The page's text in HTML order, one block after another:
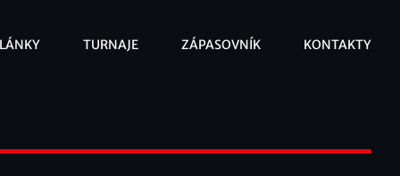
TURNAJE ZÁPASOVNÍK KONTAKTY